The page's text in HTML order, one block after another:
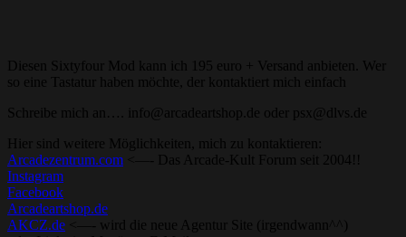
Diesen Sixtyfour Mod kann ich 195 euro + Versand anbieten. Wer
so eine Tastatur haben möchte, der kontaktiert mich einfach
Schreibe mich an…. info@arcadeartshop.de oder psx@dlvs.de
Hier sind weitere Möglichkeiten, mich zu kontaktieren:
Arcadezentrum.com <—- Das Arcade-Kult Forum seit 2004!!
Instagram
Facebook
Arcadeartshop.de
AKCZ.de <—- wird die neue Agentur Site (irgendwann^^)